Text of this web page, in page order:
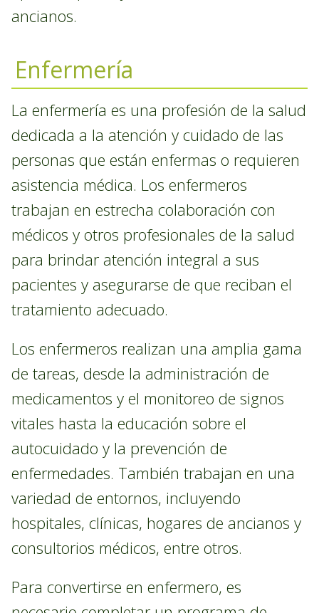
ancianos.
Enfermería
La enfermería es una profesión de la salud
dedicada a la atención y cuidado de las
personas que están enfermas o requieren
asistencia médica. Los enfermeros
trabajan en estrecha colaboración con
médicos y otros profesionales de la salud
para brindar atención integral a sus
pacientes y asegurarse de que reciban el
tratamiento adecuado.
Los enfermeros realizan una amplia gama
de tareas, desde la administración de
medicamentos y el monitoreo de signos
vitales hasta la educación sobre el
autocuidado y la prevención de
enfermedades. También trabajan en una
variedad de entornos, incluyendo
hospitales, clínicas, hogares de ancianos y
consultorios médicos, entre otros.
Para convertirse en enfermero, es